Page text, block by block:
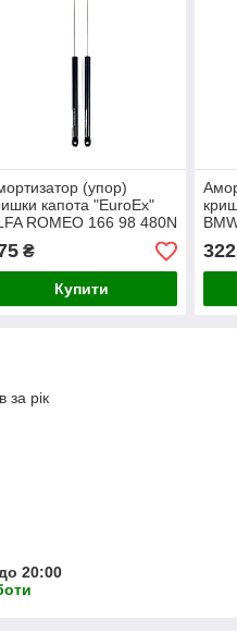
(упор)
капота "EuroEx"
ROMEO 166 98 480N
₴
Купити
25
322
за рік
20:00